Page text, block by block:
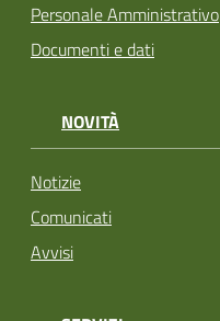
Personale Amministrativo
Documenti e dati
NOVITÀ
Notizie
Comunicati
Avvisi